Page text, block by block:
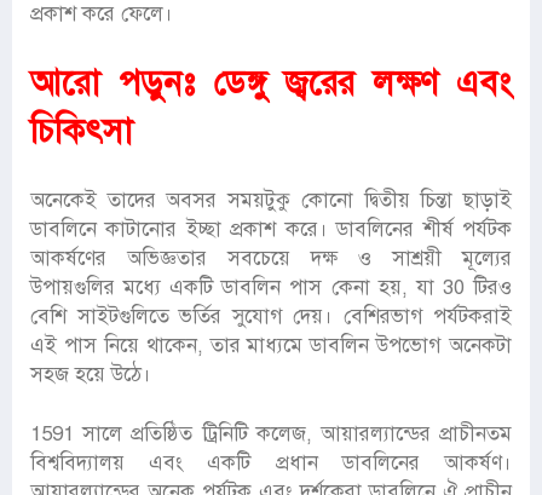
প্রকাশ করে ফেলে।
আরো পড়ুনঃ ডেঙ্গু জ্বরের লক্ষণ এবং
চিকিৎসা
অনেকেই তাদের অবসর সময়টুকু কোনো দ্বিতীয় চিন্তা ছাড়াই
ডাবলিনে কাটানোর ইচ্ছা প্রকাশ করে। ডাবলিনের শীর্ষ পর্যটক
আকর্ষণের অভিজ্ঞতার সবচেয়ে দক্ষ ও সাশ্রয়ী মূল্যের
উপায়গুলির মধ্যে একটি ডাবলিন পাস কেনা হয়, যা 30 টিরও
বেশি সাইটগুলিতে ভর্তির সুযোগ দেয়। বেশিরভাগ পর্যটকরাই
এই পাস নিয়ে থাকেন, তার মাধ্যমে ডাবলিন উপভোগ অনেকটা
সহজ হয়ে উঠে।
1591 সালে প্রতিষ্ঠিত ট্রিনিটি কলেজ, আয়ারল্যান্ডের প্রাচীনতম
বিশ্ববিদ্যালয় এবং একটি প্রধান ডাবলিনের আকর্ষণ।